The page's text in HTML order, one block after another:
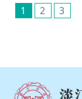
1 2 3